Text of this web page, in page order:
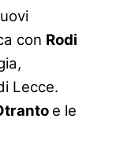
con Rodi
Lecce.
e le